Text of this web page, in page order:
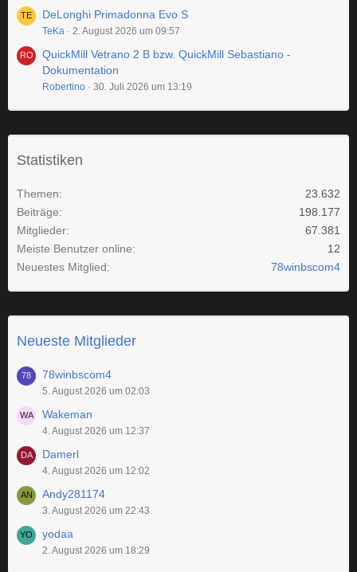
DeLonghi Primadonna Evo S
TeKa 2. August 2026 um 09:57
QuickMill Vetrano 2 B bzw. QuickMill Sebastiano -
Dokumentation
Robertino 30. Juli 2026 um 13:19
Statistiken
Themen
23.632
Beiträge
198.177
Mitglieder
67.381
Meiste Benutzer online
12
Neuestes Mitglied
78winbscom4
Neueste Mitglieder
78winbscom4
5. August 2026 um 02:03
Wakeman
4. August 2026 um 12:37
Damerl
4. August 2026 um 12:02
Andy281174
3. August 2026 um 22:43
yodaa
2. August 2026 um 18:29